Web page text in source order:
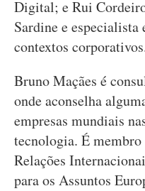
Digital; e Rui
Sardine e
contextos
Bruno Maçães é
onde aconselha
empresas mundiais
tecnologia. É
Relações
para os Assuntos